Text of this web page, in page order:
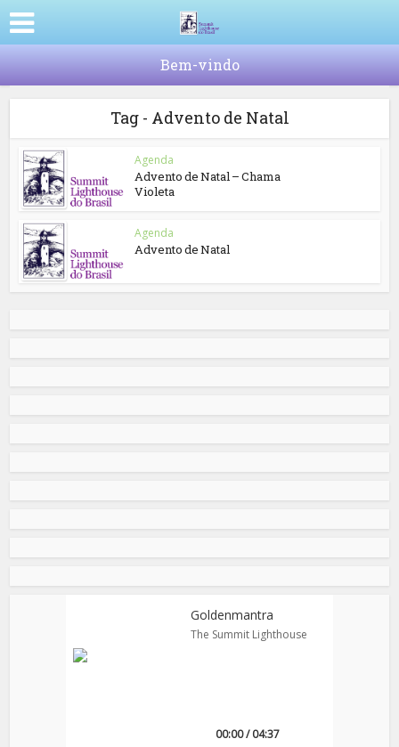
Bem-vindo
Tag - Advento de Natal
Agenda
Advento de Natal – Chama
Violeta
Agenda
Advento de Natal
Goldenmantra
The Summit Lighthouse
00:00 / 04:37